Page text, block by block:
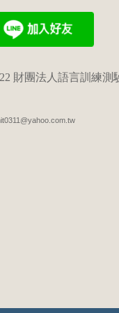
財團法人語言訓練測